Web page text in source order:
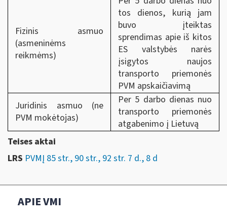
Fizinis asmuo
(asmeninėms
reikmėms)
tos dienos, kurią jam
buvo įteiktas
sprendimas apie iš kitos
ES valstybės narės
įsigytos naujos
transporto priemonės
PVM apskaičiavimą
Juridinis asmuo (ne
PVM mokėtojas)
Per 5 darbo dienas nuo
transporto priemonės
atgabenimo į Lietuvą
Teises aktai
LRS PVMĮ 85 str., 90 str., 92 str. 7 d., 8 d
APIE VMI